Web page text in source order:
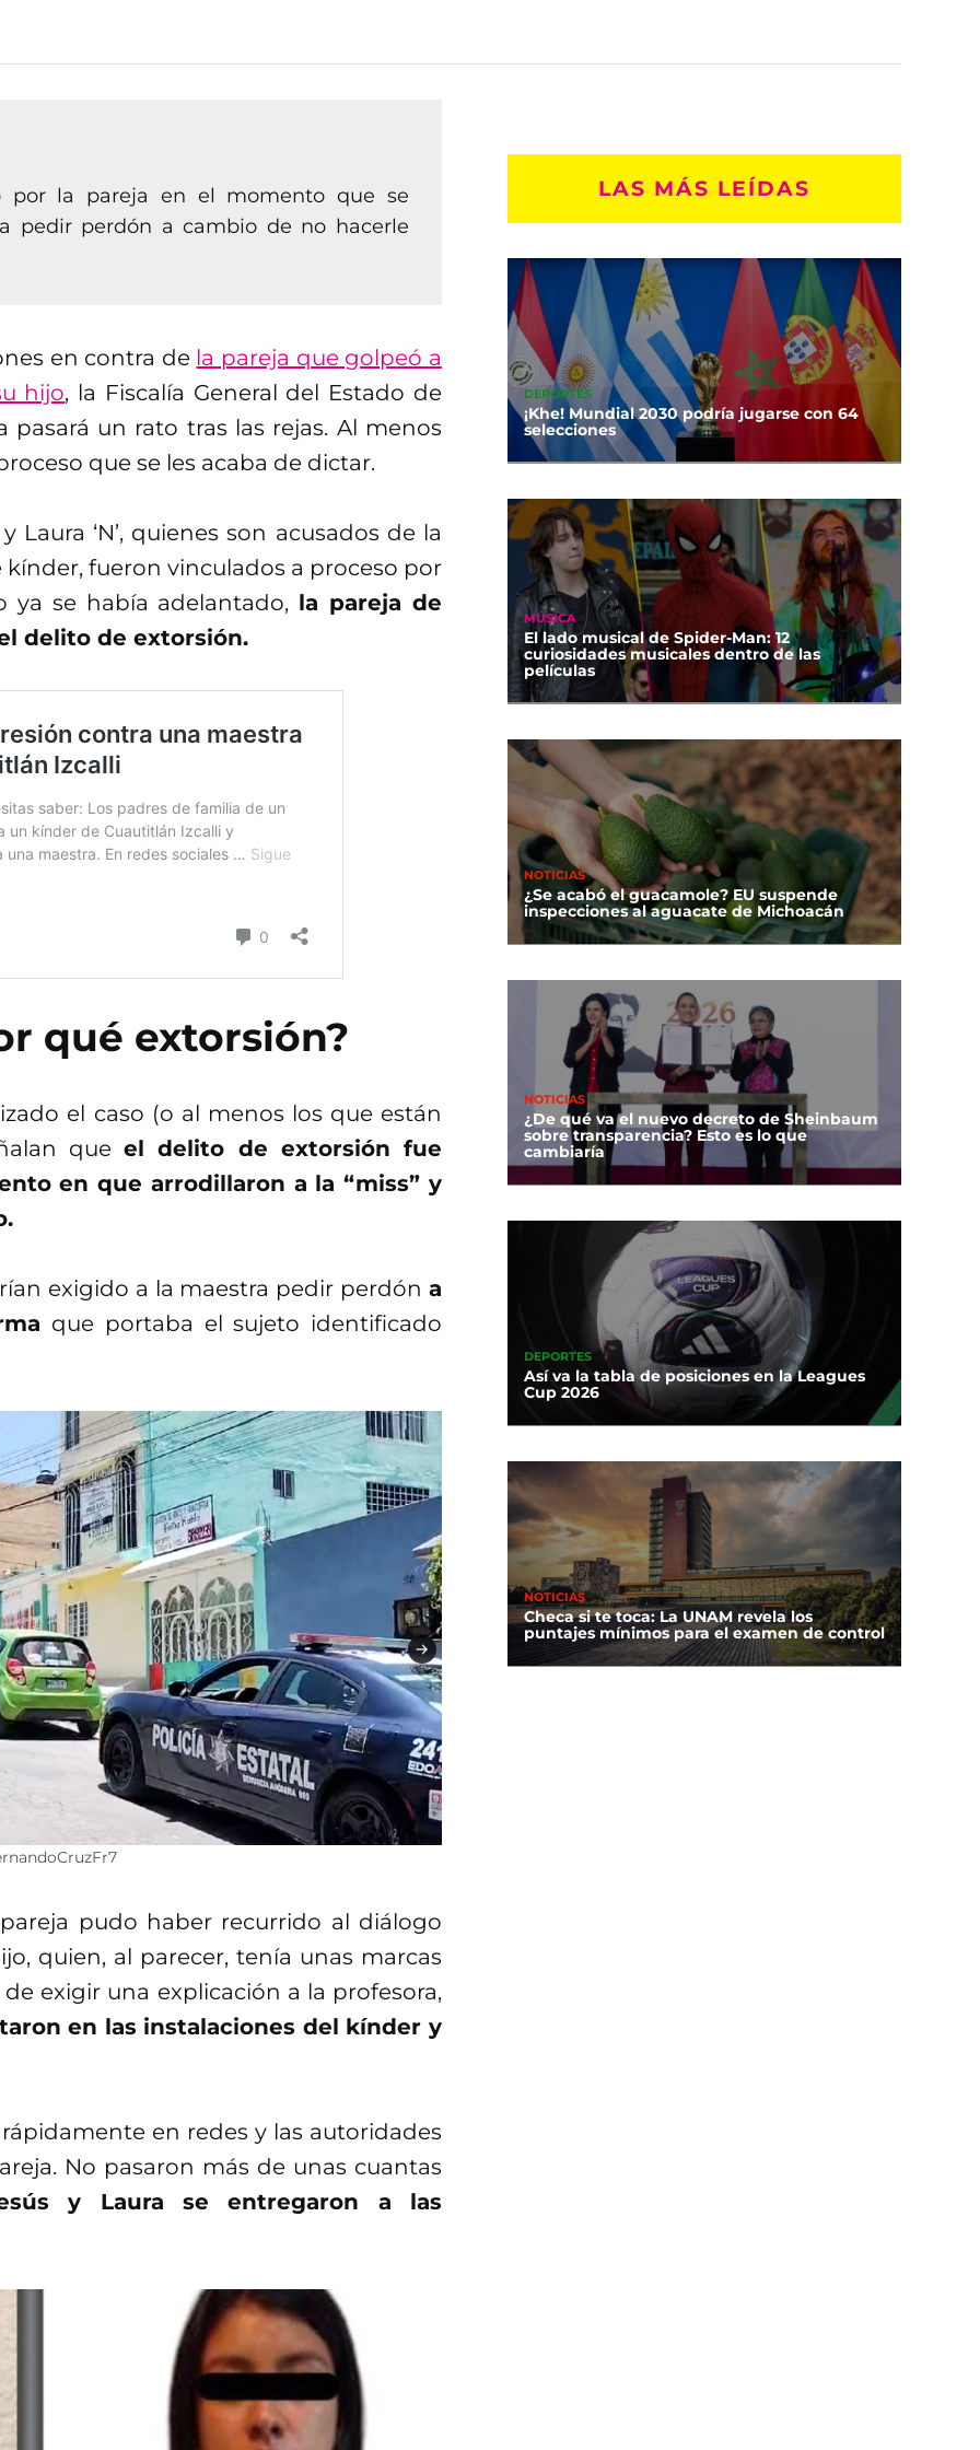
por la pareja en el momento que se
pedir perdón a cambio de no hacerle
en contra de la pareja que golpeó a
hijo, la Fiscalía General del Estado de
un rato tras las rejas. Al menos
que se les acaba de dictar.
Laura ‘N’, quienes son acusados de la
fueron vinculados a proceso por
ya se había adelantado, la pareja de
delito de extorsión.
qué extorsión?
el caso (o al menos los que están
queel delito de extorsión fue
en que arrodillaron a la “miss” y
exigido a la maestra pedir perdón a
que portaba el sujeto identificado
pudo haber recurrido al diálogo
quien, al parecer, tenía unas marcas
exigir una explicación a la profesora,
en las instalaciones del kínder y
en redes y las autoridades
No pasaron más de unas cuantas
y Laura se entregaron a las
LAS MÁS LEÍDAS
DEPORTES
¡Khe! Mundial 2030 podría jugarse con 64
selecciones
MÚSICA
El lado musical de Spider-Man: 12
curiosidades musicales dentro de las
películas
NOTICIAS
¿Se acabó el guacamole? EU suspende
inspecciones al aguacate de Michoacán
NOTICIAS
¿De qué va el nuevo decreto de Sheinbaum
sobre transparencia? Esto es lo que
cambiaría
DEPORTES
Así va la tabla de posiciones en la Leagues
Cup 2026
NOTICIAS
Checa si te toca: La UNAM revela los
puntajes mínimos para el examen de control